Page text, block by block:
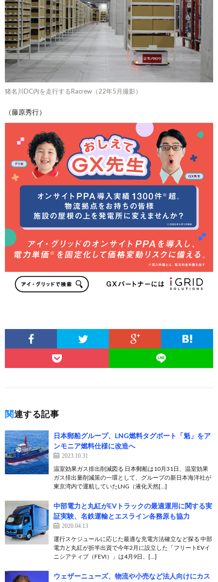
猪名川DC内を走行するRacrew（22年5月撮影）
（藤原秀行）
関連する記事
日本郵船グループ、LNG燃料タグボート「魁」をア
ンモニア燃料仕様に改造へ
2023.10.31
温室効果ガス排出削減図る 日本郵船は10月31日、温室効果
ガス排出量削減策の一環として、グループの新日本海洋社が
東京湾内で運航していたLNG（液化天然[…]
中部電力と丸紅がEVトラックの最適運用に関する実
証実験、名鉄運輸とエスライン各務原も協力
2020.04.13
運行スケジュールに応じた最適な充電方法確立など探る 中部
電力と丸紅が折半出資で今年2月に設立した「フリートEVイ
ニシアティブ（FEVI）」は4月9日、[…]
ウェザーニューズ、物流や小売など法人向けにカス